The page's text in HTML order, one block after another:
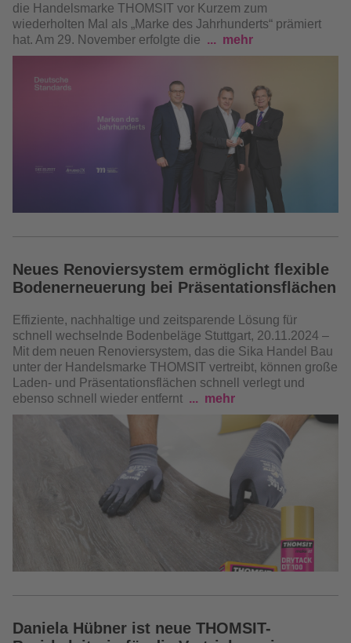
die Handelsmarke THOMSIT vor Kurzem zum
wiederholten Mal als „Marke des Jahrhunderts“ prämiert
hat. Am 29. November erfolgte die
mehr
Neues Renoviersystem ermöglicht flexible
Bodenerneuerung bei Präsentationsflächen
Effiziente, nachhaltige und zeitsparende Lösung für
schnell wechselnde Bodenbeläge Stuttgart, 20.11.2024 –
Mit dem neuen Renoviersystem, das die Sika Handel Bau
unter der Handelsmarke THOMSIT vertreibt, können große
Laden- und Präsentationsflächen schnell verlegt und
ebenso schnell wieder entfernt
mehr
Daniela Hübner ist neue THOMSIT-